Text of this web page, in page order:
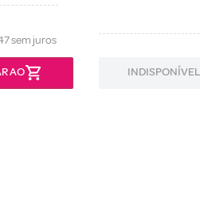
sem juros
AO INDISPONÍVEL